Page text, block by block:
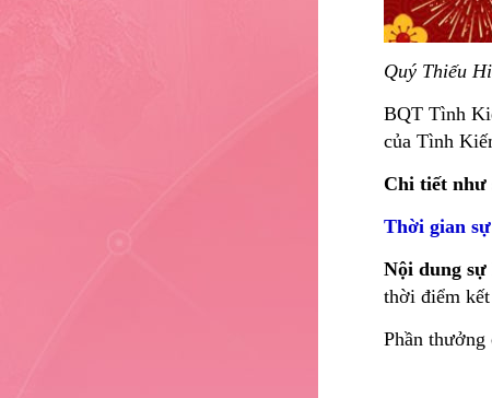
Quý Thiếu
BQT Tình
của Tình
Chi tiết như
Thời gian sự
Nội dung sự
thời điểm
Phần thưởng